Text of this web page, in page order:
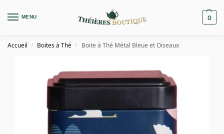
MENU 0
Accueil / Boites à Thé / Boite à Thé Métal Bleue et Oiseaux